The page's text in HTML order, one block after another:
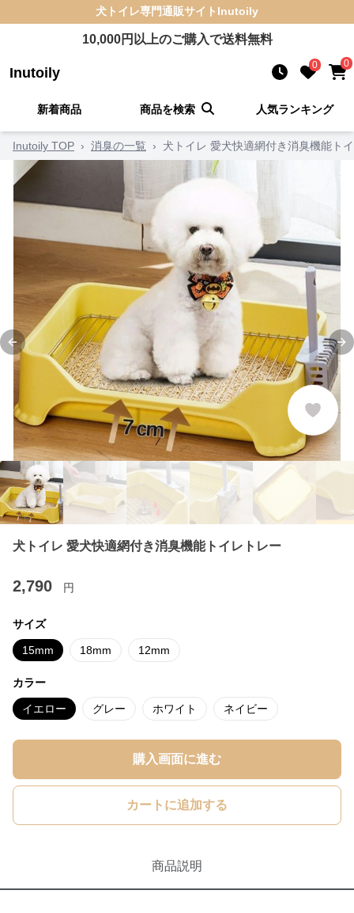
犬トイレ専門通販サイト Inutoily
10,000円以上のご購入で送料無料
Inutoily 0 0
新着商品 商品を検索 人気ランキング
Inutoily TOP › 消臭の一覧 › 犬トイレ 愛犬快適網付き消臭機能ト
Previous slide
犬トイレ 愛犬快適網付き消臭機能トイレトレー
2,790 円
サイズ
15mm 18mm 12mm
カラー
イエロー グレー ホワイト ネイビー
購入画面に進む
カートに追加する
商品説明